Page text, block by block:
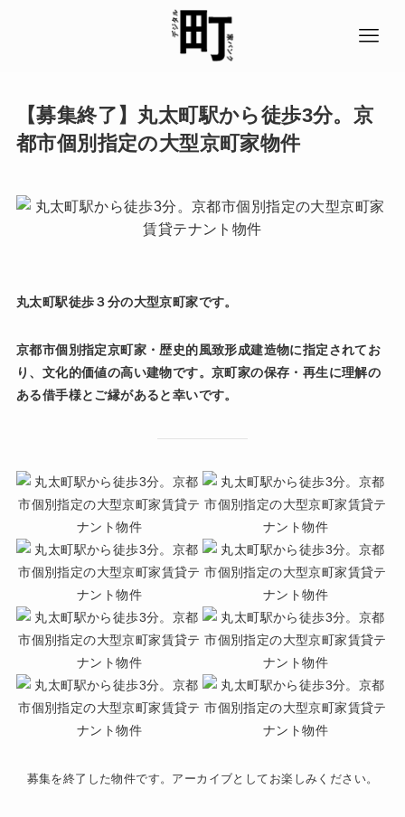
【募集終了】丸太町駅から徒歩3分。京
都市個別指定の大型京町家物件
丸太町駅徒歩３分の大型京町家です。
京都市個別指定京町家・歴史的風致形成建造物に指定されてお
り、文化的価値の高い建物です。京町家の保存・再生に理解の
ある借手様とご縁があると幸いです。
募集を終了した物件です。アーカイブとしてお楽しみください。